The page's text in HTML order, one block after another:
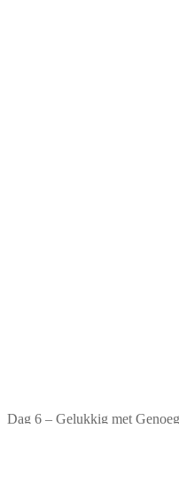
Dag 6 – Gelukkig met